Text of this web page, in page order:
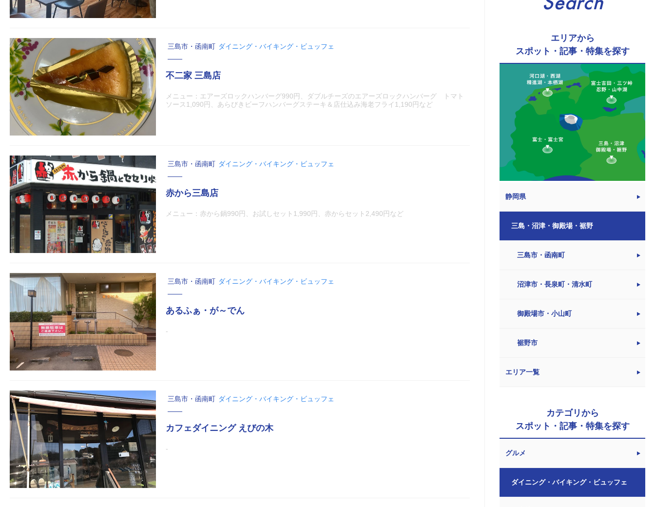
三島市・函南町 ダイニング・バイキング・ビュッフェ
不二家 三島店
メニュー：エアーズロックハンバーグ990円、ダブルチーズのエアーズロックハンバーグ トマト
ソース1,090円、あらびきビーフハンバーグステーキ＆店仕込み海老フライ1,190円など
三島市・函南町 ダイニング・バイキング・ビュッフェ
赤から三島店
メニュー：赤から鍋990円、お試しセット1,990円、赤からセット2,490円など
三島市・函南町 ダイニング・バイキング・ビュッフェ
あるふぁ・が～でん
‐
三島市・函南町 ダイニング・バイキング・ビュッフェ
カフェダイニング えびの木
-
エリアから
スポット・記事・特集を探す
静岡県
三島・沼津・御殿場・裾野
三島市・函南町
沼津市・長泉町・清水町
御殿場市・小山町
裾野市
エリア一覧
カテゴリから
スポット・記事・特集を探す
グルメ
ダイニング・バイキング・ビュッフェ